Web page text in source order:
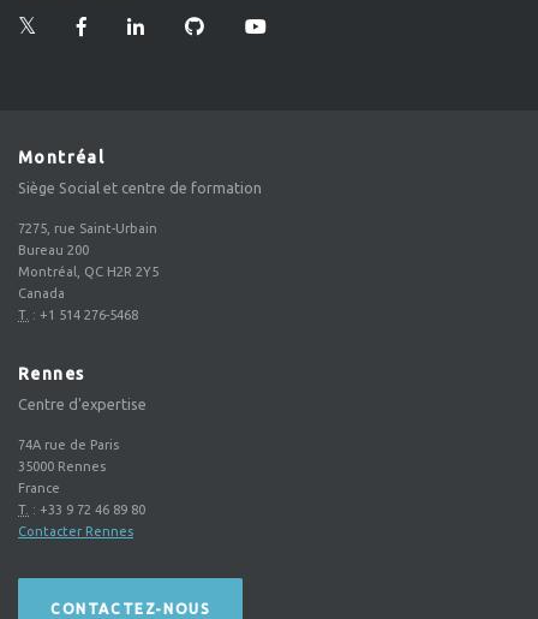
Montréal
Siège Social et centre de formation
7275, rue Saint-Urbain
Bureau 200
Montréal, QC H2R 2Y5
Canada
T. : +1 514 276-5468
Rennes
Centre d'expertise
74A rue de Paris
35000 Rennes
France
T. : +33 9 72 46 89 80
Contacter Rennes
CONTACTEZ-NOUS